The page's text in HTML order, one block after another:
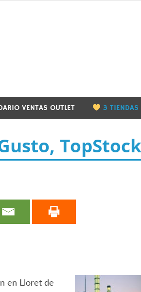
VENTAS OUTLET 3 TIENDAS
TopStock
en Lloret de